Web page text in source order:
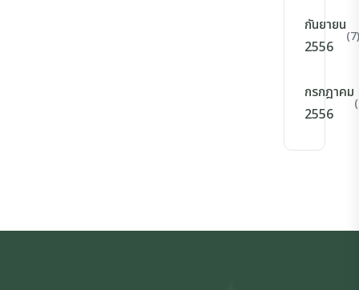
กันยายน
2556
(7)
กรกฎาคม
2556